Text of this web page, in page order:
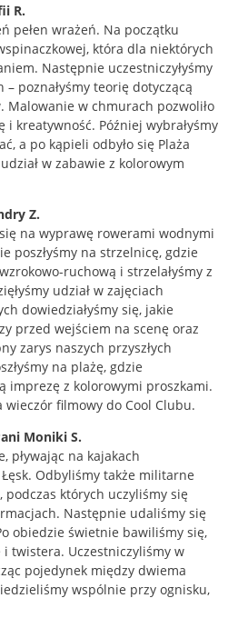
R.
pełen wrażeń. Na początku
która dla niektórych
Następnie uczestniczyłyśmy
poznałyśmy teorię dotyczącą
Malowanie w chmurach pozwoliło
kreatywność. Później wybrałyśmy
a po kąpieli odbyło się Plaża
w zabawie z kolorowym
Z.
na wyprawę rowerami wodnymi
poszłyśmy na strzelnicę, gdzie
ruchową i strzelałyśmy z
udział w zajęciach
dowiedziałyśmy się, jakie
przed wejściem na scenę oraz
zarys naszych przyszłych
na plażę, gdzie
imprezę z kolorowymi proszkami.
wieczór filmowy do Cool Clubu.
Moniki S.
pływając na kajakach
Odbyliśmy także militarne
których uczyliśmy się
Następnie udaliśmy się
obiedzie świetnie bawiliśmy się,
twistera. Uczestniczyliśmy w
pojedynek między dwiema
wspólnie przy ognisku,